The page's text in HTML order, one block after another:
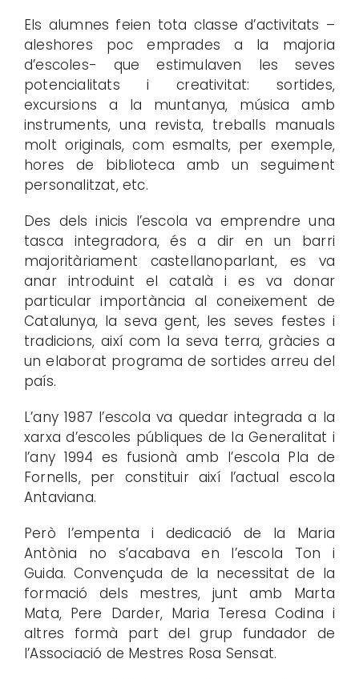
Els alumnes feien tota classe d’activitats –
aleshores poc emprades a la majoria
d’escoles- que estimulaven les seves
potencialitats i creativitat: sortides,
excursions a la muntanya, música amb
instruments, una revista, treballs manuals
molt originals, com esmalts, per exemple,
hores de biblioteca amb un seguiment
personalitzat, etc.
Des dels inicis l’escola va emprendre una
tasca integradora, és a dir en un barri
majoritàriament castellanoparlant, es va
anar introduint el català i es va donar
particular importància al coneixement de
Catalunya, la seva gent, les seves festes i
tradicions, així com la seva terra, gràcies a
un elaborat programa de sortides arreu del
país.
L’any 1987 l’escola va quedar integrada a la
xarxa d’escoles públiques de la Generalitat i
l’any 1994 es fusionà amb l’escola Pla de
Fornells, per constituir així l’actual escola
Antaviana.
Però l’empenta i dedicació de la Maria
Antònia no s’acabava en l’escola Ton i
Guida. Convençuda de la necessitat de la
formació dels mestres, junt amb Marta
Mata, Pere Darder, Maria Teresa Codina i
altres formà part del grup fundador de
l’Associació de Mestres Rosa Sensat.